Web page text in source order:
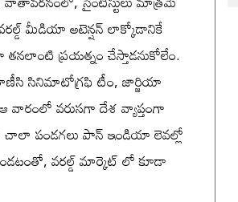
మీడియా అటెన్షన్ లాక్కోడానికే
ప్రయత్నం చేస్తాడనుకోలేం.
సినిమాటోగ్రఫి టీం, జార్జియా
వారంలో వరుసగా దేశ వ్యాప్తంగా
చాలా పండగలు పాన్ ఇండియా లెవల్లో
వరల్డ్ మార్కెట్ లో కూడా